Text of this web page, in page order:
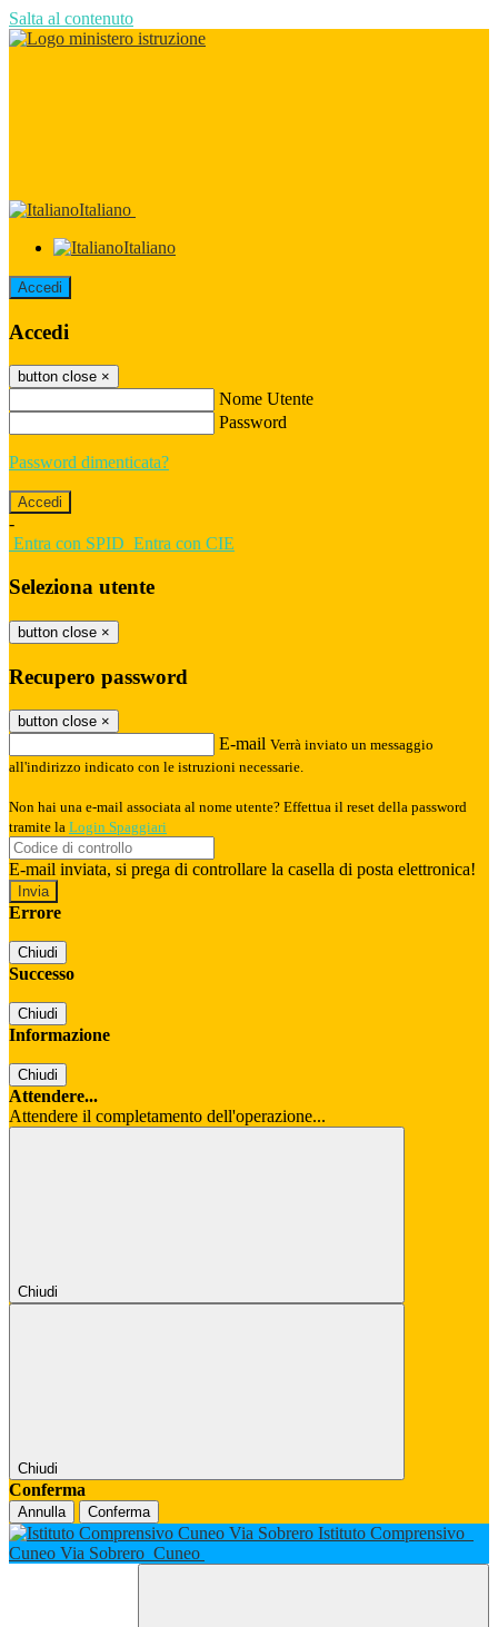
Salta al contenuto
Italiano
Italiano
Accedi
Accedi
button close ×
Nome Utente
Password
Password dimenticata?
-
Entra con SPID Entra con CIE
Seleziona utente
button close ×
Recupero password
button close ×
E-mail Verrà inviato un messaggio
all'indirizzo indicato con le istruzioni necessarie.
Non hai una e-mail associata al nome utente? Effettua il reset della password
tramite la Login Spaggiari
E-mail inviata, si prega di controllare la casella di posta elettronica!
Errore
Chiudi
Successo
Chiudi
Informazione
Chiudi
Attendere...
Attendere il completamento dell'operazione...
Chiudi
Chiudi
Conferma
Annulla Conferma
Istituto Comprensivo
Cuneo Via Sobrero Cuneo